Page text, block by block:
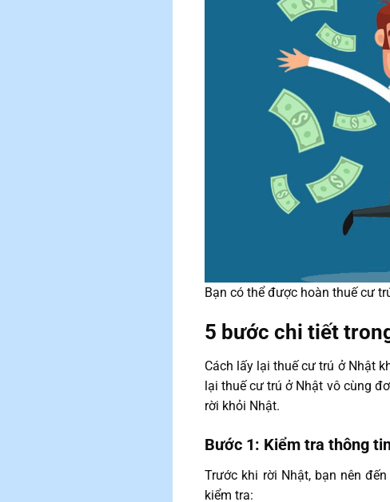
Bạn có thể được hoàn thuế cư
5 bước chi tiết
Cách lấy lại thuế cư trú ở Nhật
lại thuế cư trú ở Nhật vô cùng
rời khỏi Nhật.
Bước 1: Kiểm tra thông
Trước khi rời Nhật, bạn nên
kiểm tra: